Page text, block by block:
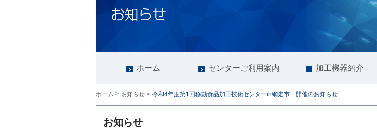
ホーム センターご利用案内 加工機器紹介
ホーム > お知らせ > 令和4年度第1回移動食品加工技術センターin網走市 開催のお知らせ
お知らせ